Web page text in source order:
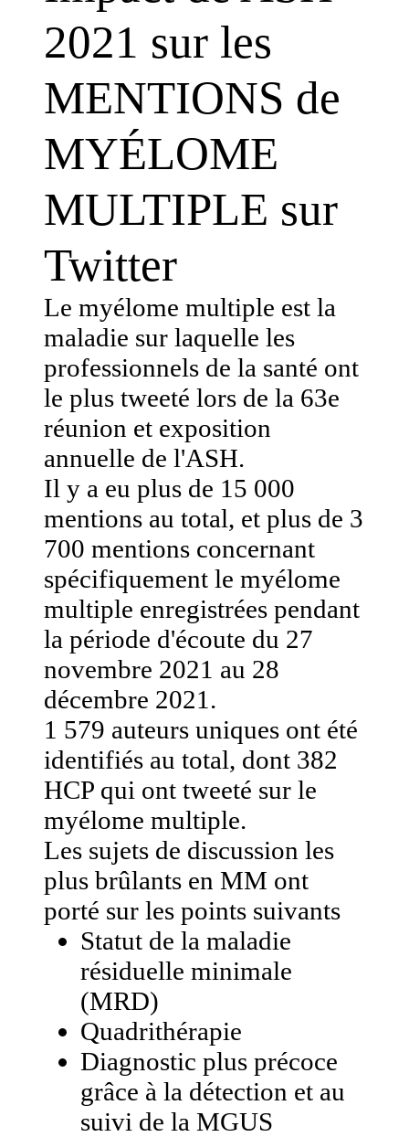
2021 sur les
MENTIONS de
MYÉLOME
MULTIPLE sur
Twitter
Le myélome multiple est la
maladie sur laquelle les
professionnels de la santé ont
le plus tweeté lors de la 63e
réunion et exposition
annuelle de l'ASH.
Il y a eu plus de 15 000
mentions au total, et plus de 3
700 mentions concernant
spécifiquement le myélome
multiple enregistrées pendant
la période d'écoute du 27
novembre 2021 au 28
décembre 2021.
1 579 auteurs uniques ont été
identifiés au total, dont 382
HCP qui ont tweeté sur le
myélome multiple.
Les sujets de discussion les
plus brûlants en MM ont
porté sur les points suivants
Statut de la maladie
résiduelle minimale
(MRD)
Quadrithérapie
Diagnostic plus précoce
grâce à la détection et au
suivi de la MGUS